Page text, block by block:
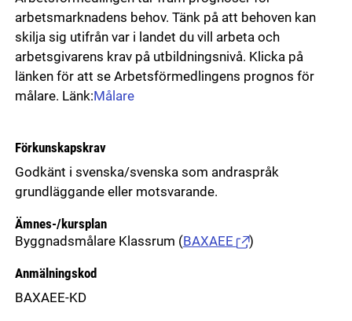
arbetsmarknadens behov. Tänk på att behoven kan
skilja sig utifrån var i landet du vill arbeta och
arbetsgivarens krav på utbildningsnivå. Klicka på
länken för att se Arbetsförmedlingens prognos för
målare. Länk:Målare
Förkunskapskrav
Godkänt i svenska/svenska som andraspråk
grundläggande eller motsvarande.
Ämnes-/kursplan
Byggnadsmålare Klassrum (BAXAEE )
Anmälningskod
BAXAEE-KD